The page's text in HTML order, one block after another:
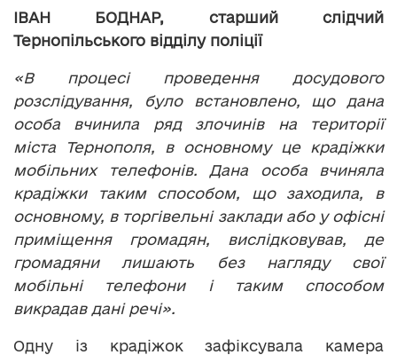
ІВАН БОДНАР, старший слідчий
Тернопільського відділу поліції
«В процесі проведення досудового
розслідування, було встановлено, що дана
особа вчинила ряд злочинів на території
міста Тернополя, в основному це крадіжки
мобільних телефонів. Дана особа вчиняла
крадіжки таким способом, що заходила, в
основному, в торгівельні заклади або у офісні
приміщення громадян, вислідковував, де
громадяни лишають без нагляду свої
мобільні телефони і таким способом
викрадав дані речі».
Одну із крадіжок зафіксувала камера